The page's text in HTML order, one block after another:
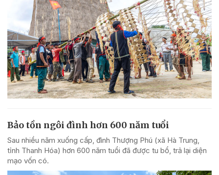
Bảo tồn ngôi đình hơn 600 năm tuổi
Sau nhiều năm xuống cấp, đình Thượng Phú (xã Hà Trung,
tỉnh Thanh Hóa) hơn 600 năm tuổi đã được tu bổ, trả lại diện
mạo vốn có.